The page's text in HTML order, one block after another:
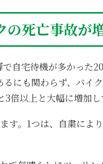
の死亡事故が
自宅待機が多かった
にも関わらず、バイ
倍以上と大幅に増加し
す。1つは、自粛によ